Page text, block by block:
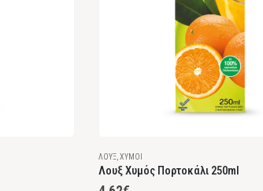
ΛΟΎΞ ΧΥΜΟΊ
Λουξ Χυμός Πορτοκάλι 250ml